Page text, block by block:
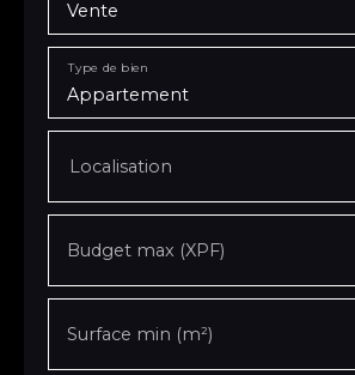
Vente
Appartement
Type de bien
Localisation
Budget max (XPF)
Surface min (m²)